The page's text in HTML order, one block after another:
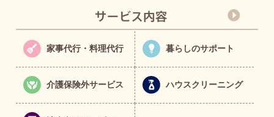
家事代行・料理代行 暮らしのサポート
介護保険外サービス ハウスクリーニング